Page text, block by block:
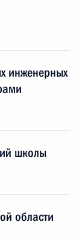
инженерных
школы
области